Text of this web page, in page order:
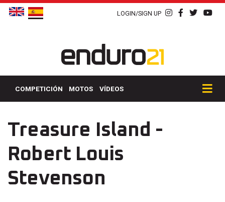
LOGIN/SIGN UP
COMPETICIÓN MOTOS VÍDEOS
Treasure Island -
Robert Louis
Stevenson